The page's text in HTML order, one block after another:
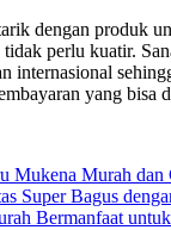
dengan produk
perlu kuatir.
internasional
yang bisa
Mukena Murah dan
Super Bagus
Bermanfaat